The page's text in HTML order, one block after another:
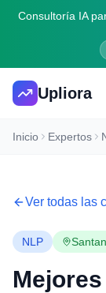
Consultoría IA
Upliora
Inicio Expertos
Ver todas las
NLP